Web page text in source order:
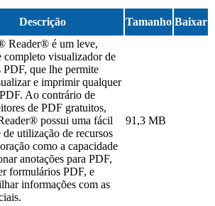
Descrição Tamanho Baixar
Reader® é um leve,
completo visualizador de
PDF, que lhe permite
e imprimir qualquer
Ao contrário de
de PDF gratuitos,
possui uma fácil
de utilização de recursos
como a capacidade
anotações para PDF,
formulários PDF, e
informações com as
91,3 MB